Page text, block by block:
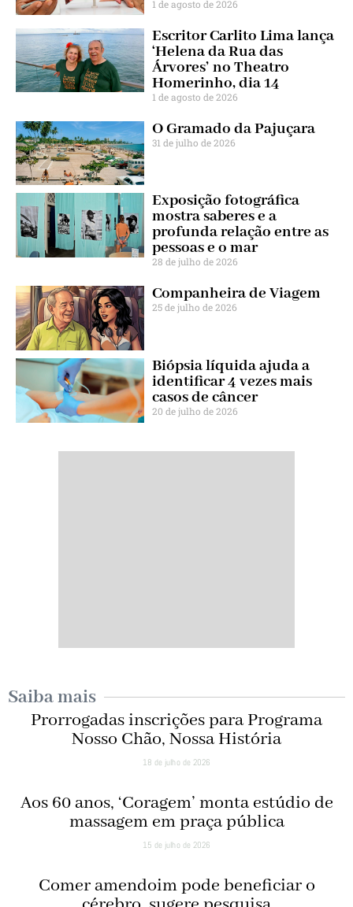
1 de agosto de 2026
Escritor Carlito Lima lança
‘Helena da Rua das
Árvores’ no Theatro
Homerinho, dia 14
1 de agosto de 2026
O Gramado da Pajuçara
31 de julho de 2026
Exposição fotográfica
mostra saberes e a
profunda relação entre as
pessoas e o mar
28 de julho de 2026
Companheira de Viagem
25 de julho de 2026
Biópsia líquida ajuda a
identificar 4 vezes mais
casos de câncer
20 de julho de 2026
Saiba mais
Prorrogadas inscrições para Programa
Nosso Chão, Nossa História
18 de julho de 2026
Aos 60 anos, ‘Coragem’ monta estúdio de
massagem em praça pública
15 de julho de 2026
Comer amendoim pode beneficiar o